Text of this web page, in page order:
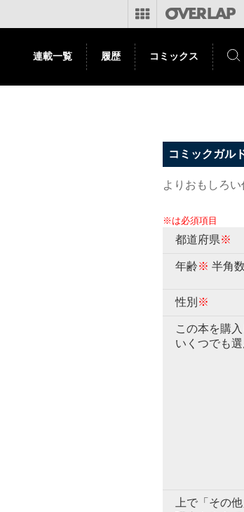
連載一覧 履歴 コミックス
コミックガル
よりおもしろ
※は必須項目
都道府県※
年齢※ 半角
性別 ※
この本を購
いくつでも選
上で「その